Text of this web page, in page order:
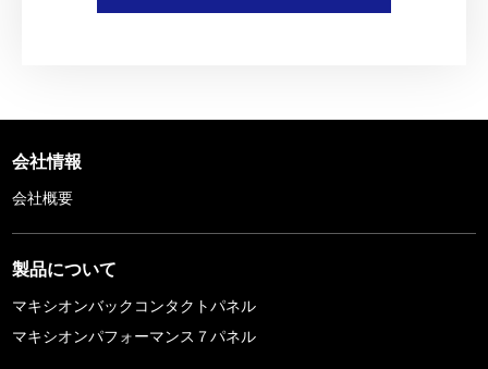
会社情報
会社概要
製品について
マキシオンバックコンタクトパネル
マキシオンパフォーマンス７パネル